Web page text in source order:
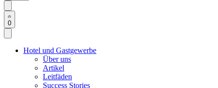
0
Hotel und Gastgewerbe
Über uns
Artikel
Leitfäden
Success Stories